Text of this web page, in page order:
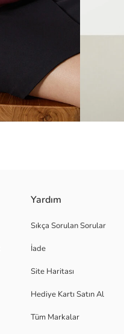
Yardım
Sıkça Sorulan Sorular
İade
Site Haritası
Hediye Kartı Satın Al
Tüm Markalar